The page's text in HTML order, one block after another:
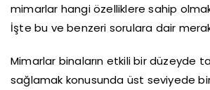
mimarlar hangi özelliklere sahip
İşte bu ve benzeri sorulara dair
Mimarlar binaların etkili bir düzeyde
sağlamak konusunda üst seviyede